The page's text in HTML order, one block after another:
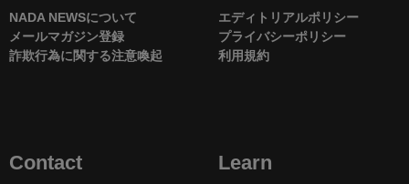
NADA NEWSについて
メールマガジン登録
詐欺行為に関する注意喚起
エディトリアルポリシー
プライバシーポリシー
利用規約
Contact Learn